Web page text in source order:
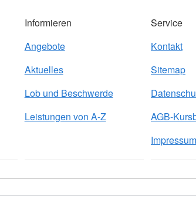
Informieren
Angebote
Aktuelles
Lob und Beschwerde
Leistungen von A-Z
Service
Kontakt
Sitemap
AGB-
Impressum
© 2026 Kreisverband Mosbach e.V.